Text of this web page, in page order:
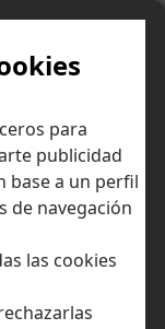
para
publicidad
base a un perfil
de navegación
las cookies
Ir a Self Bank »